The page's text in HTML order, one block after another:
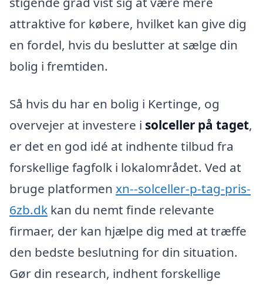
attraktive for købere, hvilket kan give dig
en fordel, hvis du beslutter at sælge din
bolig i fremtiden.
Så hvis du har en bolig i Kertinge, og
overvejer at investere i solceller på taget,
er det en god idé at indhente tilbud fra
forskellige fagfolk i lokalområdet. Ved at
bruge platformen xn--solceller-p-tag-pris-
6zb.dk kan du nemt finde relevante
firmaer, der kan hjælpe dig med at træffe
den bedste beslutning for din situation.
Gør din research, indhent forskellige